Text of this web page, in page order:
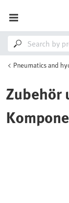
Pneumatics and
Zubehör